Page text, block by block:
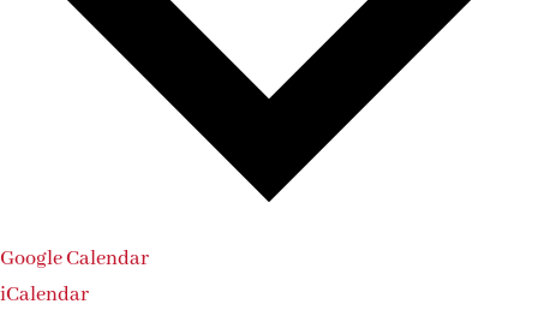
Google Calendar
iCalendar